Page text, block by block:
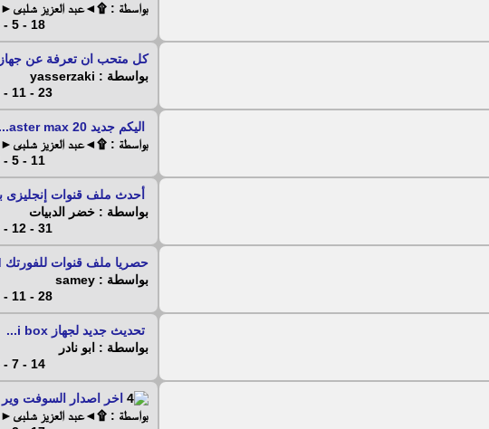
بواسطة : ۩◄عبد العزيز
18 - 5 - 2024
كل متحب ان تعرفة عن جهاز blue...
بواسطة : yasserzaki
23 - 11 - 2020
اليكم جديد aster max 20...
بواسطة : ۩◄عبد العزيز
11 - 5 - 2024
أحدث ملف قنوات إنجليزى
بواسطة : خضر الدبيات
31 - 12 - 2025
حصريا ملف قنوات للفورتك 999hd...
بواسطة : samey
28 - 11 - 2020
تحديث جديد لجهاز i box...
بواسطة : ابو نادر
14 - 7 - 2024
اخر اصدار السوفت وير qumax de...
بواسطة : ۩◄عبد العزيز